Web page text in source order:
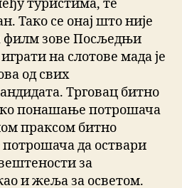
туристима, те
Тако се онај што није
филм зове Посљедњи
на слотове мада је
од свих
Трговац битно
понашање потрошача
праксом битно
да оствари
за
и жеља за осветом.